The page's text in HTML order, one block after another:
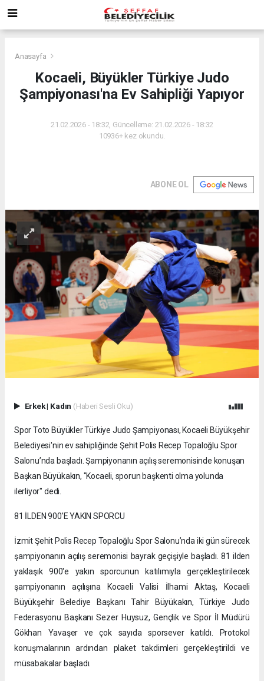
Anasayfa
Kocaeli, Büyükler Türkiye Judo
Şampiyonası'na Ev Sahipliği Yapıyor
21.02.2026 - 18:32, Güncelleme: 21.02.2026 - 18:32
10936+ kez okundu.
ABONE OL
Erkek| Kadın (Haberi Sesli Oku)
Spor Toto Büyükler Türkiye Judo Şampiyonası, Kocaeli Büyükşehir
Belediyesi'nin ev sahipliğinde Şehit Polis Recep Topaloğlu Spor
Salonu’nda başladı. Şampiyonanın açılış seremonisinde konuşan
Başkan Büyükakın, "Kocaeli, sporun başkenti olma yolunda
ilerliyor" dedi.
81 İLDEN 900’E YAKIN SPORCU
İzmit Şehit Polis Recep Topaloğlu Spor Salonu’nda iki gün sürecek
şampiyonanın açılış seremonisi bayrak geçişiyle başladı. 81 ilden
yaklaşık 900'e yakın sporcunun katılımıyla gerçekleştirilecek
şampiyonanın açılışına Kocaeli Valisi İlhami Aktaş, Kocaeli
Büyükşehir Belediye Başkanı Tahir Büyükakın, Türkiye Judo
Federasyonu Başkanı Sezer Huysuz, Gençlik ve Spor İl Müdürü
Gökhan Yavaşer ve çok sayıda sporsever katıldı. Protokol
konuşmalarının ardından plaket takdimleri gerçekleştirildi ve
müsabakalar başladı.